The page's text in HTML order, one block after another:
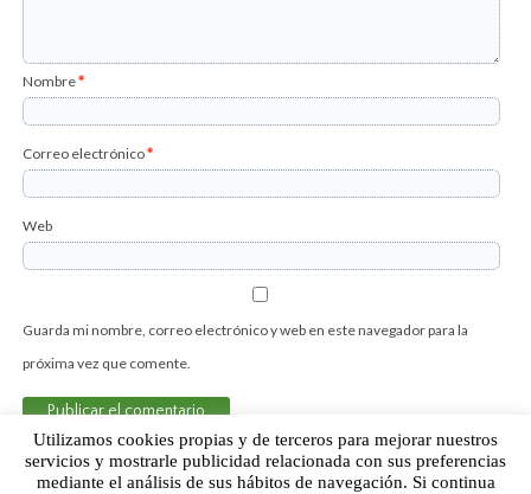
Nombre*
Correo electrónico*
Web
Guarda mi nombre, correo electrónico y web en este navegador para la
próxima vez que comente.
Sobre Humor Fútbol Club | Aviso legal |Contacto
Utilizamos cookies propias y de terceros para mejorar nuestros
servicios y mostrarle publicidad relacionada con sus preferencias
mediante el análisis de sus hábitos de navegación. Si continua